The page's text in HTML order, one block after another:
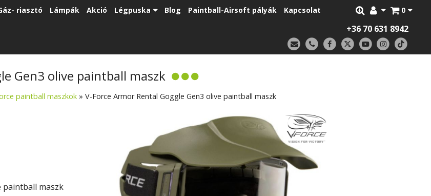
0
riasztó Lámpák Akció Légpuska Blog Paintball-Airsoft pályák Kapcsolat
+36 70 631 8942
Gen3 olive paintball maszk
paintball maszkok » V-Force Armor Rental Goggle Gen3 olive paintball maszk
paintball maszk